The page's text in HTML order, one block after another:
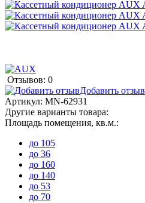
Отзывов: 0
Добавить отзыв
Артикул: MN-62931
Другие варианты товара:
Площадь помещения, кв.м.:
до 105
до 36
до 160
до 140
до 53
до 70